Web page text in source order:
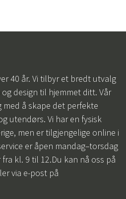
40 år. Vi tilbyr et bredt utvalg
design til hjemmet ditt. Vår
med å skape det perfekte
utendørs. Vi har en fysisk
men er tilgjengelige online i
er åpen mandag–torsdag
kl. 9 til 12.Du kan nå oss på
via e-post på